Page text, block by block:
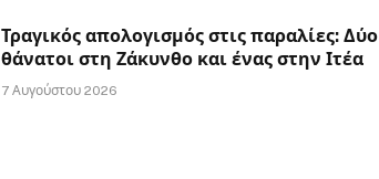
Τραγικός απολογισμός στις παραλίες: Δύο
θάνατοι στη Ζάκυνθο και ένας στην Ιτέα
7 Αυγούστου 2026